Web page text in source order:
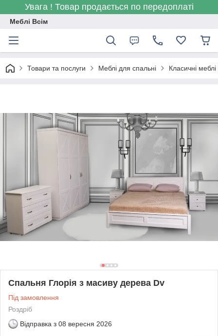
Увага ! Товар продається по передоплаті
Меблі Всім
Товари та послуги Меблі для спальні Класичні
Спальня Глорія з масиву дерева Dv
Під замовлення
Роздріб
Відправка з 08 вересня 2026